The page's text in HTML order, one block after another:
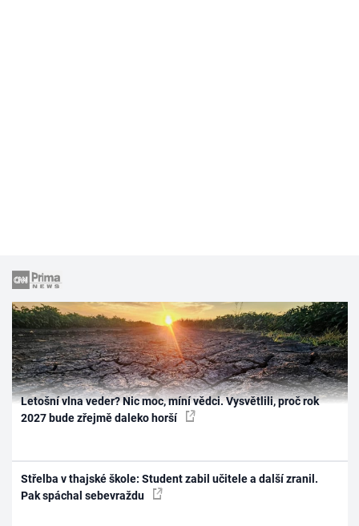
Letošní vlna veder? Nic moc, míní vědci. Vysvětlili, proč rok
2027 bude zřejmě daleko horší
Střelba v thajské škole: Student zabil učitele a další zranil.
Pak spáchal sebevraždu